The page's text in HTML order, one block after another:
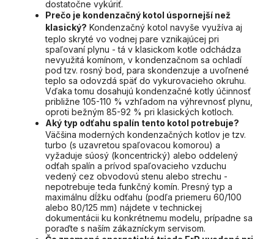
dostatočne vykúriť.
Prečo je kondenzačný kotol úspornejší než
klasický? Kondenzačný kotol navyše využíva aj
teplo skryté vo vodnej pare vznikajúcej pri
spaľovaní plynu - tá v klasickom kotle odchádza
nevyužitá komínom, v kondenzačnom sa ochladí
pod tzv. rosný bod, para skondenzuje a uvoľnené
teplo sa odovzdá späť do vykurovacieho okruhu.
Vďaka tomu dosahujú kondenzačné kotly účinnosť
približne 105-110 % vzhľadom na výhrevnosť plynu,
oproti bežným 85-92 % pri klasických kotloch.
Aký typ odťahu spalín tento kotol potrebuje?
Väčšina moderných kondenzačných kotlov je tzv.
turbo (s uzavretou spaľovacou komorou) a
vyžaduje súosý (koncentrický) alebo oddelený
odťah spalín a prívod spaľovacieho vzduchu
vedený cez obvodovú stenu alebo strechu -
nepotrebuje teda funkčný komín. Presný typ a
maximálnu dĺžku odťahu (podľa priemeru 60/100
alebo 80/125 mm) nájdete v technickej
dokumentácii ku konkrétnemu modelu, prípadne sa
poraďte s naším zákazníckym servisom.